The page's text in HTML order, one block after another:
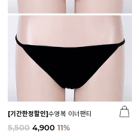
[기간한정할인]수영복 이너팬티
5,500 4,900 11%